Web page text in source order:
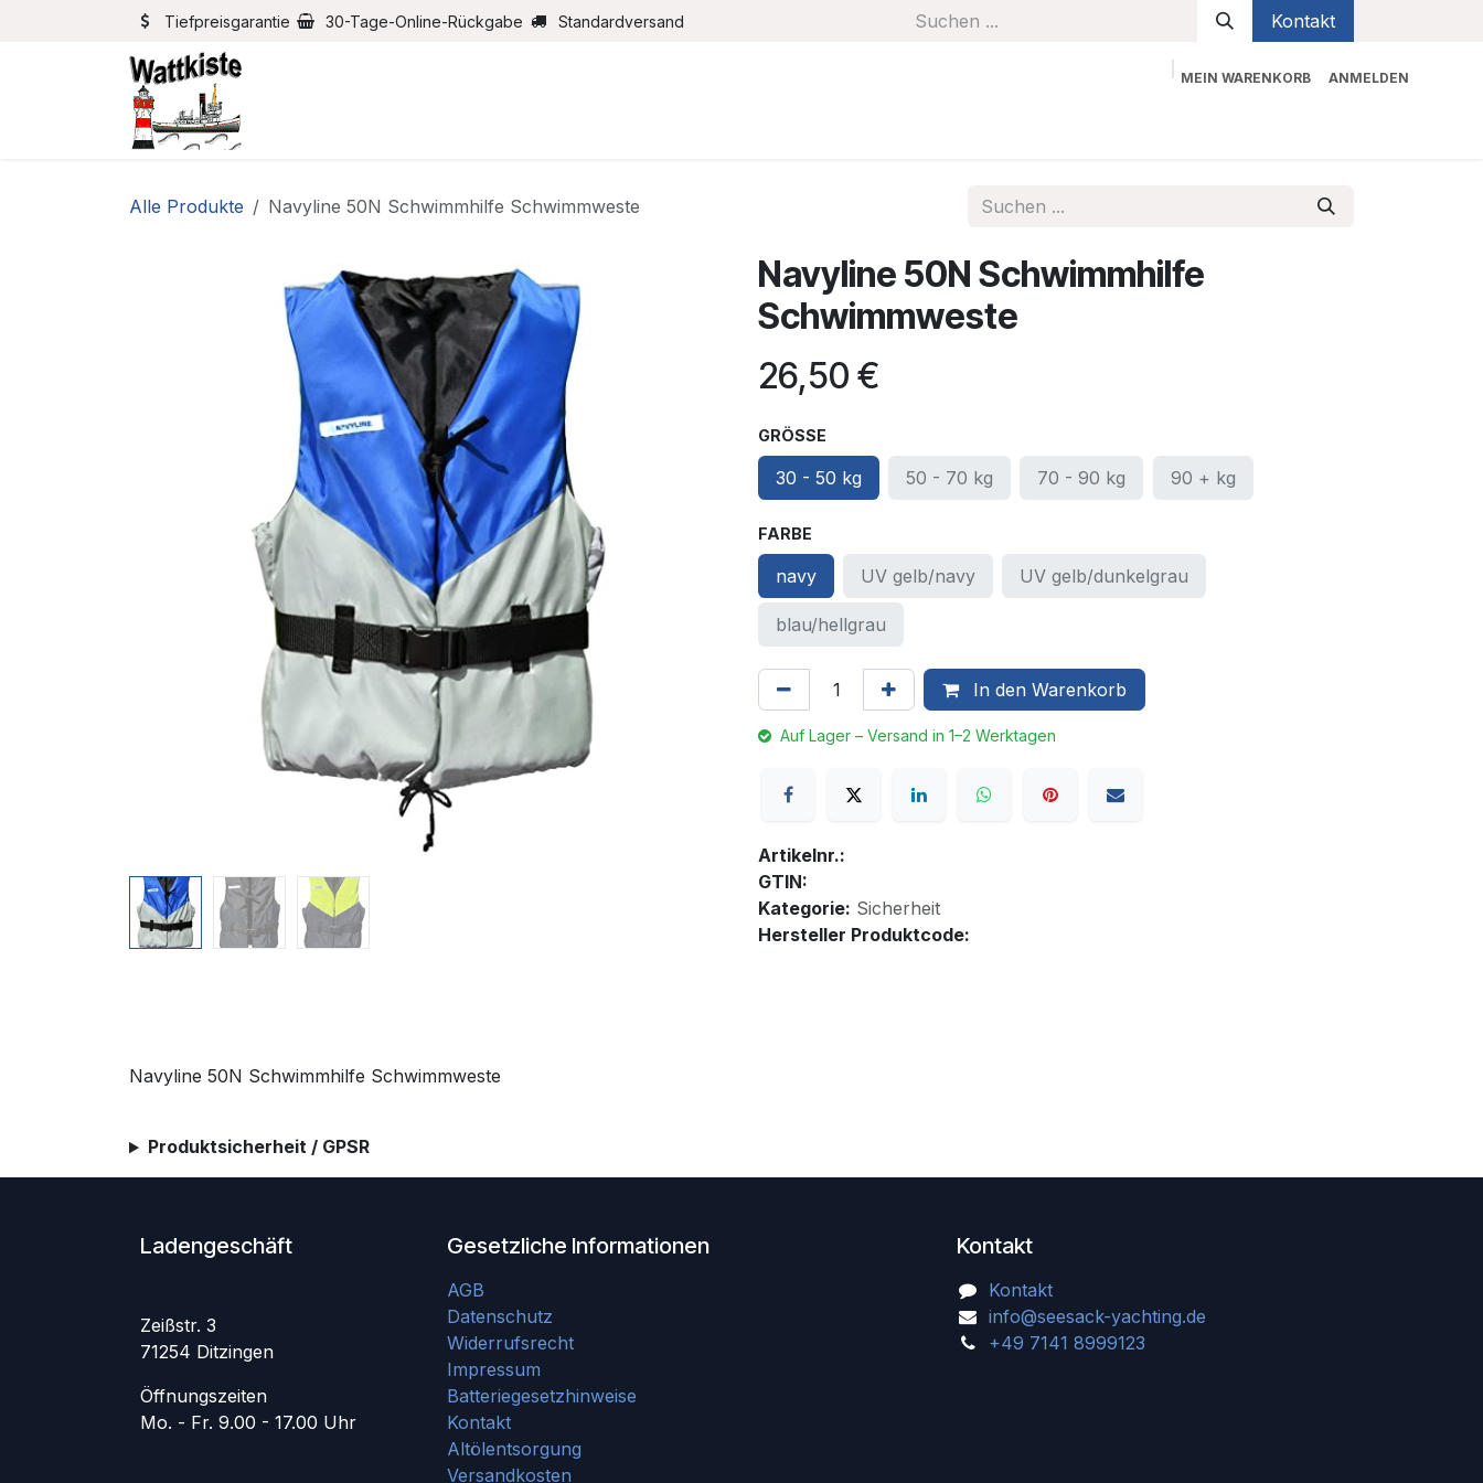
Zum Inhalt springenTiefpreisgarantie 30-Tage-Online-Rückgabe Standardversand Kontakt
MEIN WARENKORB ANMELDEN
Alle Produkte Navyline 50N Schwimmhilfe Schwimmweste
Navyline 50N Schwimmhilfe
Schwimmweste
26,50 €
GRÖSSE
30 - 50 kg 50 - 70 kg 70 - 90 kg 90 + kg
FARBE
navy UV gelb/navy UV gelb/dunkelgrau
blau/hellgrau
In den Warenkorb
Auf Lager – Versand in 1–2 Werktagen
Artikelnr.:
GTIN:
Kategorie: Sicherheit
Hersteller Produktcode:
Navyline 50N Schwimmhilfe Schwimmweste
Produktsicherheit / GPSR
Ladengeschäft
Zeißstr. 3
71254 Ditzingen
Öffnungszeiten
Mo. - Fr. 9.00 - 17.00 Uhr
Kontakt
Kontakt
info@seesack-yachting.de
+49 7141 8999123
Gesetzliche Informationen
AGB
Datenschutz
Widerrufsrecht
Impressum
Batteriegesetzhinweise
Kontakt
Altölentsorgung
Versandkosten